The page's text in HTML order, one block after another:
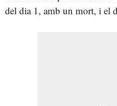
del dia 1, amb un mort, i el